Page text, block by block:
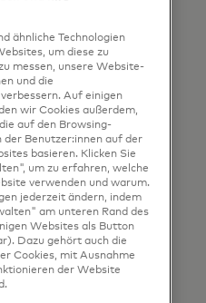
for such
by phone. I
I am free to
at any time,
the opt-out
email.
my personal
in
Privacy Notice
form, I also
read and agree
ähnliche Technologien
um diese zu
messen, unsere Website-
und die
Auf einigen
wir Cookies außerdem,
auf den Browsing-
Benutzer:innen auf der
basieren. Klicken Sie
um zu erfahren, welche
verwenden und warum.
jederzeit ändern, indem
am unteren Rand des
Websites als Button
Dazu gehört auch die
Cookies, mit Ausnahme
der Website